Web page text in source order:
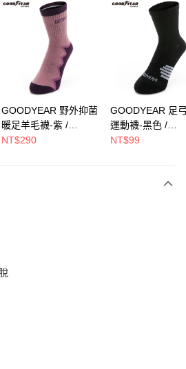
上)免運費
加上868再查詢)
以上)免運費
以上)免運費
GOODYEAR 野外抑菌
暖足羊毛襪-紫 /
GACS43037
NT$290
GOODYEAR 足
運動襪-黑色 /
GACS43010
NT$99